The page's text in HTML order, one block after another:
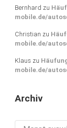
Bernhard zu
mobile.de/
Christian zu
mobile.de/
Klaus zu
mobile.de/
Archiv